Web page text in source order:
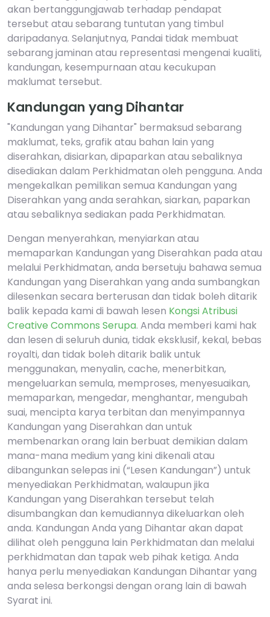
akan bertanggungjawab terhadap pendapat
tersebut atau sebarang tuntutan yang timbul
daripadanya. Selanjutnya, Pandai tidak membuat
sebarang jaminan atau representasi mengenai kualiti,
kandungan, kesempurnaan atau kecukupan
maklumat tersebut.
Kandungan yang Dihantar
"Kandungan yang Dihantar" bermaksud sebarang
maklumat, teks, grafik atau bahan lain yang
diserahkan, disiarkan, dipaparkan atau sebaliknya
disediakan dalam Perkhidmatan oleh pengguna. Anda
mengekalkan pemilikan semua Kandungan yang
Diserahkan yang anda serahkan, siarkan, paparkan
atau sebaliknya sediakan pada Perkhidmatan.
Dengan menyerahkan, menyiarkan atau
memaparkan Kandungan yang Diserahkan pada atau
melalui Perkhidmatan, anda bersetuju bahawa semua
Kandungan yang Diserahkan yang anda sumbangkan
dilesenkan secara berterusan dan tidak boleh ditarik
balik kepada kami di bawah lesen Kongsi Atribusi
Creative Commons Serupa. Anda memberi kami hak
dan lesen di seluruh dunia, tidak eksklusif, kekal, bebas
royalti, dan tidak boleh ditarik balik untuk
menggunakan, menyalin, cache, menerbitkan,
mengeluarkan semula, memproses, menyesuaikan,
memaparkan, mengedar, menghantar, mengubah
suai, mencipta karya terbitan dan menyimpannya
Kandungan yang Diserahkan dan untuk
membenarkan orang lain berbuat demikian dalam
mana-mana medium yang kini dikenali atau
dibangunkan selepas ini (“Lesen Kandungan”) untuk
menyediakan Perkhidmatan, walaupun jika
Kandungan yang Diserahkan tersebut telah
disumbangkan dan kemudiannya dikeluarkan oleh
anda. Kandungan Anda yang Dihantar akan dapat
dilihat oleh pengguna lain Perkhidmatan dan melalui
perkhidmatan dan tapak web pihak ketiga. Anda
hanya perlu menyediakan Kandungan Dihantar yang
anda selesa berkongsi dengan orang lain di bawah
Syarat ini.